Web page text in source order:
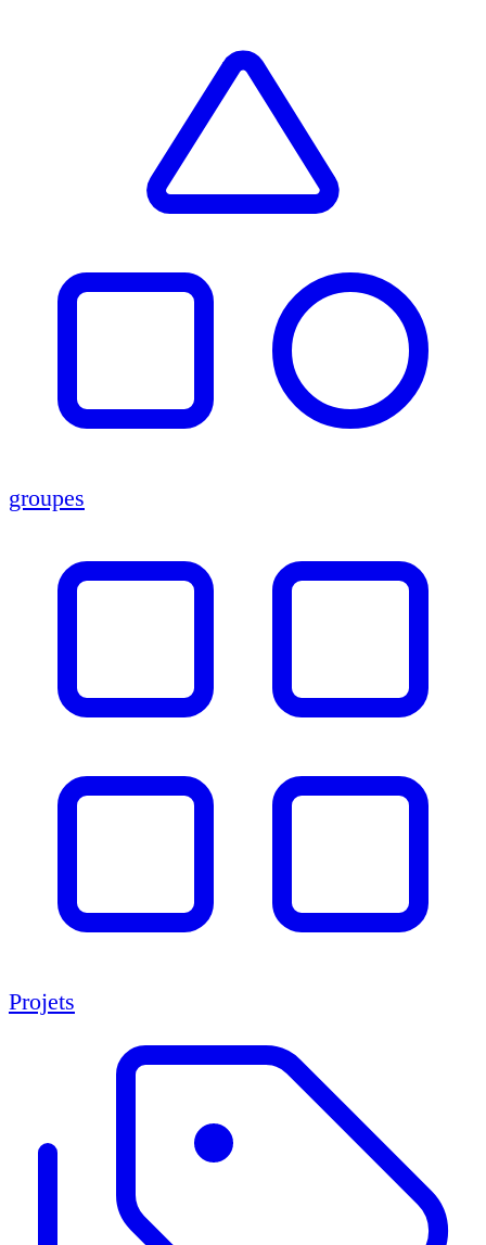
groupes
Projets